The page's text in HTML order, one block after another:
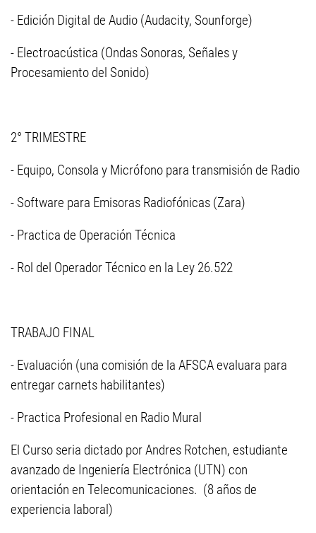
- Edición Digital de Audio (Audacity, Sounforge)
- Electroacústica (Ondas Sonoras, Señales y
Procesamiento del Sonido)
2° TRIMESTRE
- Equipo, Consola y Micrófono para transmisión de Radio
- Software para Emisoras Radiofónicas (Zara)
- Practica de Operación Técnica
- Rol del Operador Técnico en la Ley 26.522
TRABAJO FINAL
- Evaluación (una comisión de la AFSCA evaluara para
entregar carnets habilitantes)
- Practica Profesional en Radio Mural
El Curso seria dictado por Andres Rotchen, estudiante
avanzado de Ingeniería Electrónica (UTN) con
orientación en Telecomunicaciones. (8 años de
experiencia laboral)